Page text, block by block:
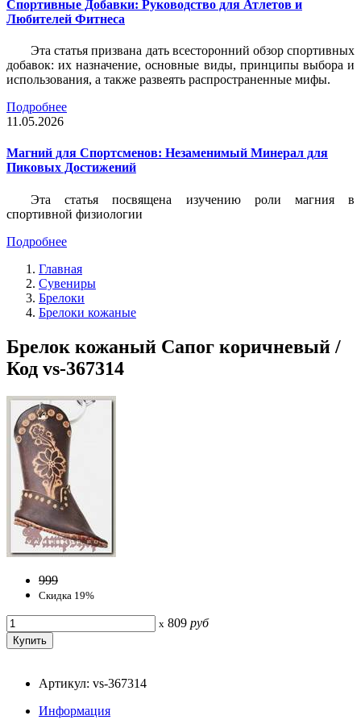
Спортивные Добавки: Руководство для Атлетов и
Любителей Фитнеса
Эта статья призвана дать всесторонний обзор спортивных
добавок: их назначение, основные виды, принципы выбора и
использования, а также развеять распространенные мифы.
Подробнее
11.05.2026
Магний для Спортсменов: Незаменимый Минерал для
Пиковых Достижений
Эта статья посвящена изучению роли магния в
спортивной физиологии
Подробнее
Главная
Сувениры
Брелоки
Брелоки кожаные
Брелок кожаный Сапог коричневый /
Код vs-367314
999
Скидка 19%
x 809 руб
Артикул: vs-367314
Информация